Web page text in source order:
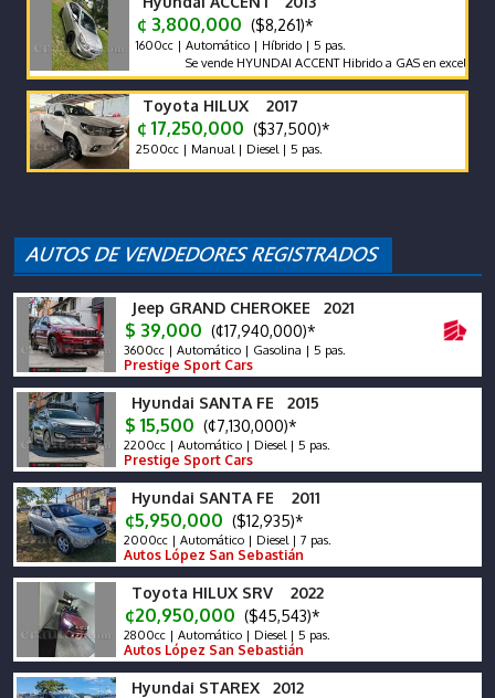
¢ 3,800,000 ($8,261)*
1600cc | Automático | Híbrido | 5 pas.
Se vende HYUNDAI ACCENT Hibrido a GAS en excelente
Toyota HILUX 2017
¢ 17,250,000 ($37,500)*
2500cc | Manual | Diesel | 5 pas.
Jeep GRAND CHEROKEE 2021
$ 39,000 (¢17,940,000)*
3600cc | Automático | Gasolina | 5 pas.
Prestige Sport Cars
Hyundai SANTA FE 2015
$ 15,500 (¢7,130,000)*
2200cc | Automático | Diesel | 5 pas.
Prestige Sport Cars
Hyundai SANTA FE 2011
¢5,950,000 ($12,935)*
2000cc | Automático | Diesel | 7 pas.
Autos López San Sebastián
Toyota HILUX SRV 2022
¢20,950,000 ($45,543)*
2800cc | Automático | Diesel | 5 pas.
Autos López San Sebastián
Hyundai STAREX 2012